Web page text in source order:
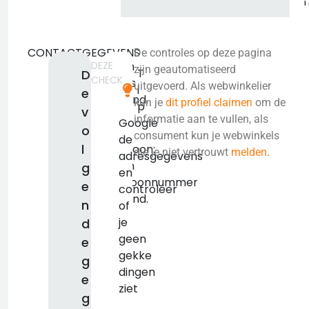
CONTACTGEGEVENS
D
e
v
o
l
g
e
n
d
e
g
e
g
Geen
adres
bekend.
KVK:
false
Telefoon:
Geen
telefoonnummer
bekend.
T
i
p
Google
de
adresgegevens
en
controleer
of
je
geen
gekke
dingen
ziet
DEZE
CHECK
De controles op deze pagina
zijn geautomatiseerd
uitgevoerd. Als webwinkelier
kun je dit profiel claimen om de
informatie aan te vullen, als
consument kun je webwinkels
die je niet vertrouwt melden.